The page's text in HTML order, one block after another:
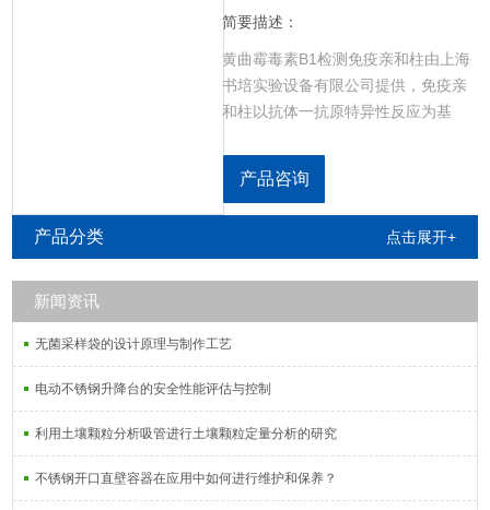
简要描述：
黄曲霉毒素B1检测免疫亲和柱由上海
书培实验设备有限公司提供，免疫亲
和柱以抗体一抗原特异性反应为基
素。产品规格齐全，欢迎咨询。
产品咨询
产品分类 点击展开+
新闻资讯
无菌采样袋的设计原理与制作工艺
电动不锈钢升降台的安全性能评估与控制
利用土壤颗粒分析吸管进行土壤颗粒定量分析的研究
不锈钢开口直壁容器在应用中如何进行维护和保养？